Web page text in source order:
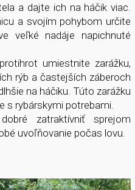
a dajte ich na háčik viac.
a svojím pohybom určite
veľké nadáje napichnuté
umiestnite zarážku,
rýb a častejších záberoch
na háčiku. Túto zarážku
s rybárskymi potrebami.
zatraktívniť sprejom
uvoľňovanie počas lovu.